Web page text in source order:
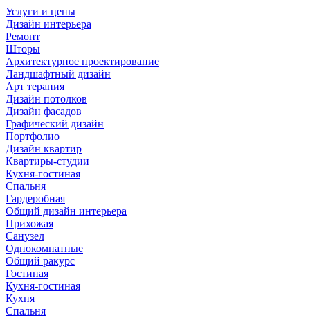
Услуги и цены
Дизайн интерьера
Ремонт
Шторы
Архитектурное проектирование
Ландшафтный дизайн
Арт терапия
Дизайн потолков
Дизайн фасадов
Графический дизайн
Портфолио
Дизайн квартир
Квартиры-студии
Кухня-гостиная
Спальня
Гардеробная
Общий дизайн интерьера
Прихожая
Санузел
Однокомнатные
Общий ракурс
Гостиная
Кухня-гостиная
Кухня
Спальня